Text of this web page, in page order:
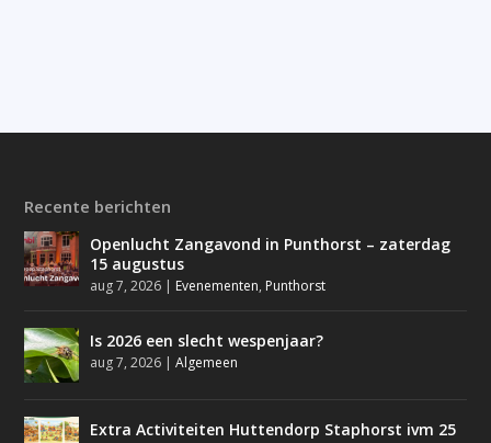
Recente berichten
Openlucht Zangavond in Punthorst – zaterdag
15 augustus
aug 7, 2026 | Evenementen, Punthorst
Is 2026 een slecht wespenjaar?
aug 7, 2026 |Algemeen
Extra Activiteiten Huttendorp Staphorst ivm 25